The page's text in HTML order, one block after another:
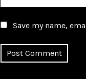
Save my name,